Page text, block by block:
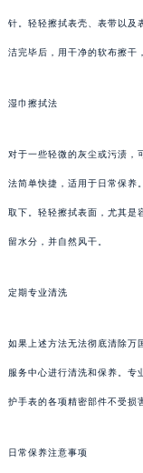
针。轻轻擦拭表壳、表带以及
洁完毕后，用干净的软布擦干
湿巾擦拭法
对于一些轻微的灰尘或污渍，
法简单快捷，适用于日常保养
取下。轻轻擦拭表面，尤其是
留水分，并自然风干。
定期专业清洗
如果上述方法无法彻底清除万
服务中心进行清洗和保养。专
护手表的各项精密部件不受损
日常保养注意事项